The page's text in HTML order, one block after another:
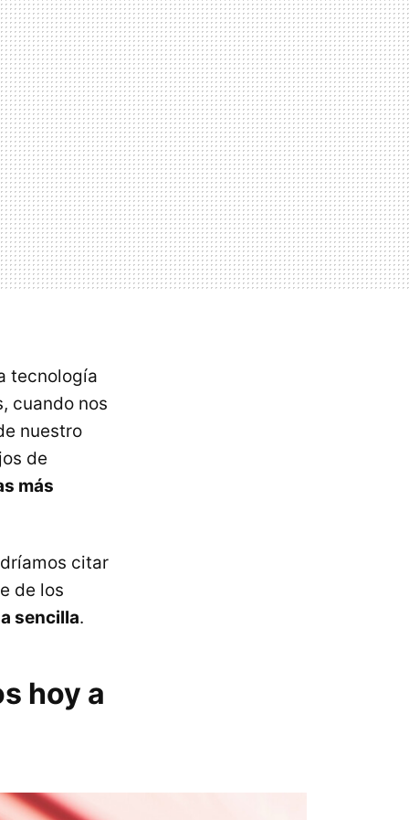
tecnología
cuando nos
nuestro
de
más
citar
de los
sencilla.
hoy a